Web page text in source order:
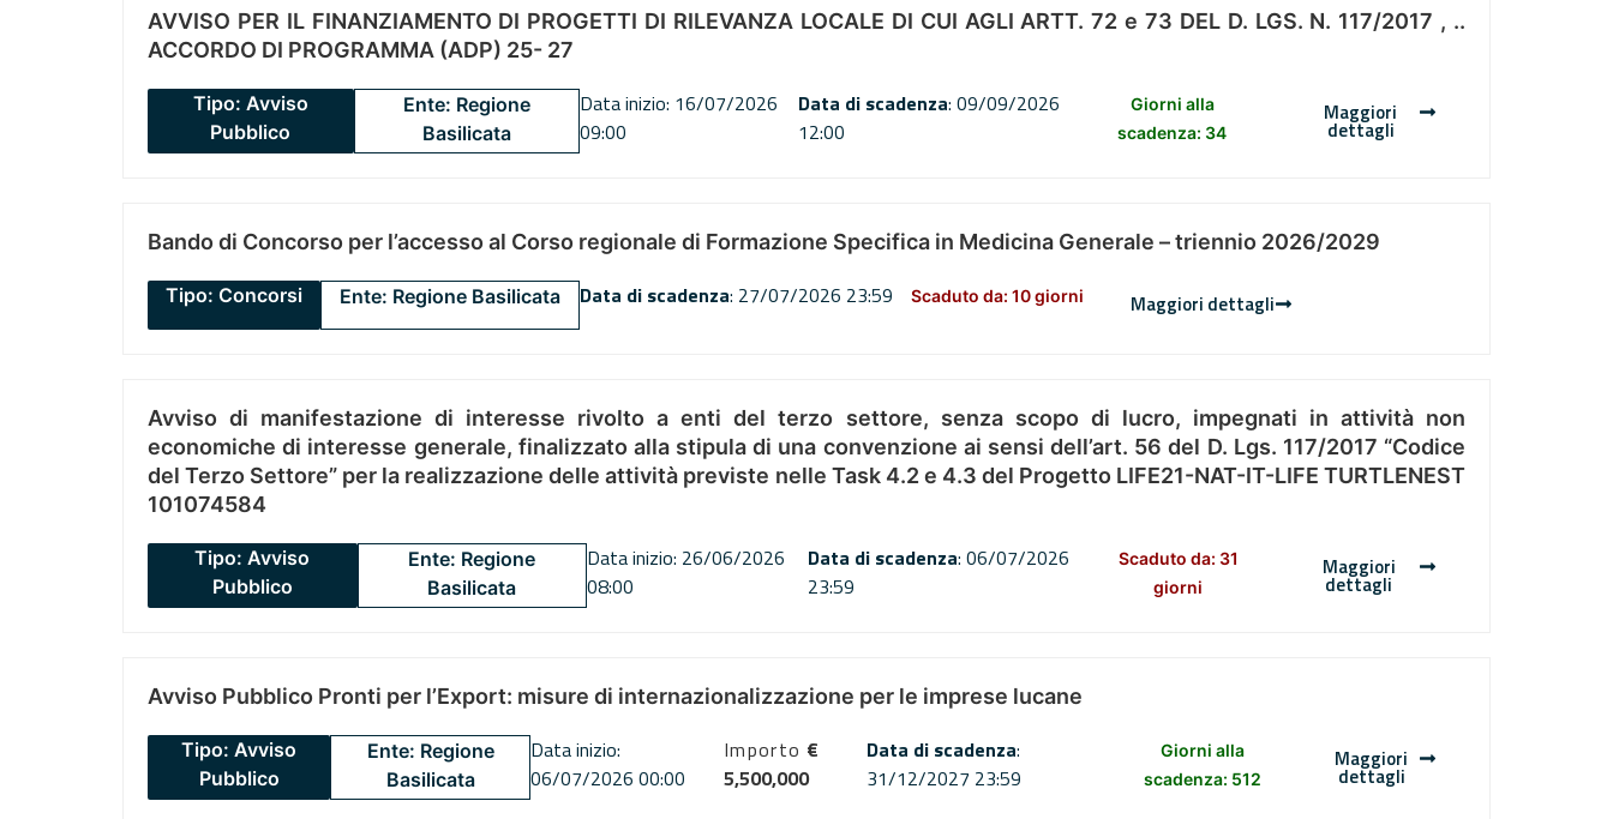
AVVISO PER IL FINANZIAMENTO DI PROGETTI DI RILEVANZA LOCALE DI CUI AGLI ARTT. 72 e 73 DEL D. LGS. N. 117/2017 , ..
ACCORDO DI PROGRAMMA (ADP) 25- 27
Tipo: Avviso
Pubblico
Ente: Regione
Basilicata
Data inizio: 16/07/2026
09:00
Data di scadenza: 09/09/2026
12:00
Giorni alla
scadenza: 34
Maggiori
dettagli
Bando di Concorso per l’accesso al Corso regionale di Formazione Specifica in Medicina Generale – triennio 2026/2029
Tipo: Concorsi Ente: Regione Basilicata Data di scadenza: 27/07/2026 23:59 Scaduto da: 10 giorni Maggiori dettagli
Avviso di manifestazione di interesse rivolto a enti del terzo settore, senza scopo di lucro, impegnati in attività non
economiche di interesse generale, finalizzato alla stipula di una convenzione ai sensi dell’art. 56 del D. Lgs. 117/2017 “Codice
del Terzo Settore” per la realizzazione delle attività previste nelle Task 4.2 e 4.3 del Progetto LIFE21-NAT-IT-LIFE TURTLENEST
101074584
Tipo: Avviso
Pubblico
Ente: Regione
Basilicata
Data inizio: 26/06/2026
08:00
Data di scadenza: 06/07/2026
23:59
Scaduto da: 31
giorni
Maggiori
dettagli
Avviso Pubblico Pronti per l’Export: misure di internazionalizzazione per le imprese lucane
Tipo: Avviso
Pubblico
Ente: Regione
Basilicata
Data inizio:
06/07/2026 00:00
Importo €
5,500,000
Data di scadenza:
31/12/2027 23:59
Giorni alla
scadenza: 512
Maggiori
dettagli